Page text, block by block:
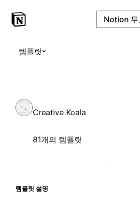
Notion 무
템플릿
Creative Koala
81개의 템플릿
템플릿 설명